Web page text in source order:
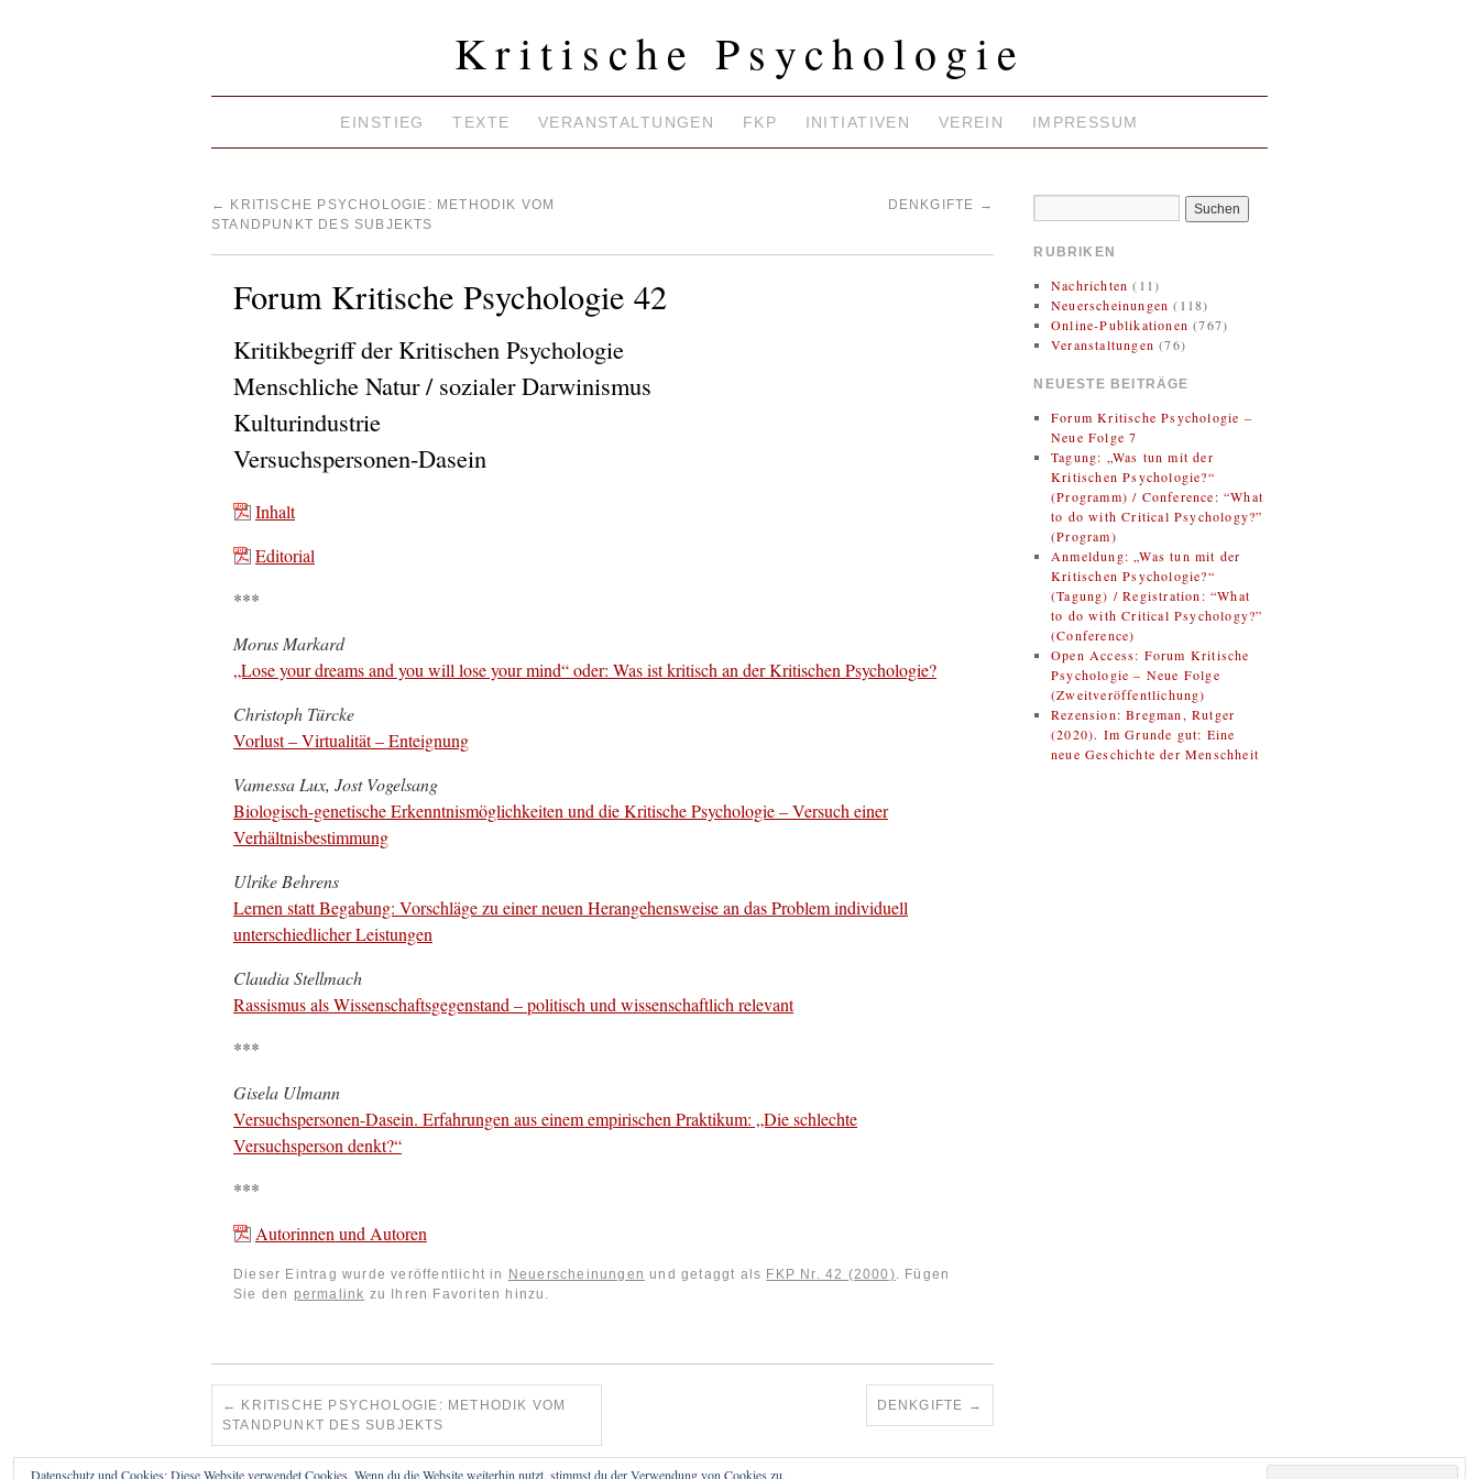
Kritische Psychologie
EINSTIEG TEXTE VERANSTALTUNGEN FKP INITIATIVEN VEREIN IMPRESSUM
←
KRITISCHE PSYCHOLOGIE: METHODIK VOM
STANDPUNKT DES SUBJEKTS
DENKGIFTE →
Forum Kritische Psychologie 42
Kritikbegriff der Kritischen Psychologie
Menschliche Natur / sozialer Darwinismus
Kulturindustrie
Versuchspersonen-Dasein
Inhalt
Editorial
***
Morus Markard
„Lose your dreams and you will lose your mind“ oder: Was ist kritisch an der Kritischen Psychologie?
Christoph Türcke
Vorlust – Virtualität – Enteignung
Vamessa Lux, Jost Vogelsang
Biologisch-genetische Erkenntnismöglichkeiten und die Kritische Psychologie – Versuch einer
Verhältnisbestimmung
Ulrike Behrens
Lernen statt Begabung: Vorschläge zu einer neuen Herangehensweise an das Problem individuell
unterschiedlicher Leistungen
Claudia Stellmach
Rassismus als Wissenschaftsgegenstand – politisch und wissenschaftlich relevant
***
Gisela Ulmann
Versuchspersonen-Dasein. Erfahrungen aus einem empirischen Praktikum: „Die schlechte
Versuchsperson denkt?“
***
Autorinnen und Autoren
Dieser Eintrag wurde veröffentlicht in Neuerscheinungen und getaggt als FKP Nr. 42 (2000). Fügen
Sie den permalink zu Ihren Favoriten hinzu.
←
KRITISCHE PSYCHOLOGIE: METHODIK VOM
STANDPUNKT DES SUBJEKTS
DENKGIFTE →
RUBRIKEN
Nachrichten (11)
Neuerscheinungen (118)
Online-Publikationen (767)
Veranstaltungen (76)
NEUESTE BEITRÄGE
Forum Kritische Psychologie –
Neue Folge 7
Tagung: „Was tun mit der
Kritischen Psychologie?“
(Programm) / Conference: “What
to do with Critical Psychology?”
(Program)
Anmeldung: „Was tun mit der
Kritischen Psychologie?“
(Tagung) / Registration: “What
to do with Critical Psychology?”
(Conference)
Open Access: Forum Kritische
Psychologie – Neue Folge
(Zweitveröffentlichung)
Rezension: Bregman, Rutger
(2020). Im Grunde gut: Eine
neue Geschichte der Menschheit
Datenschutz und Cookies: Diese Website verwendet Cookies. Wenn du die Website weiterhin nutzt, stimmst du der Verwendung von Cookies zu.